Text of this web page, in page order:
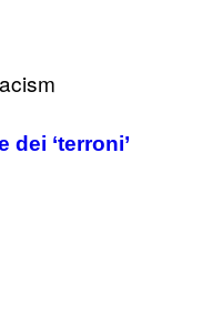
dei ‘terroni’